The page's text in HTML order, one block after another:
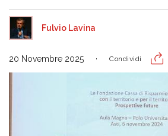
Fulvio Lavina
20 Novembre 2025 Condividi